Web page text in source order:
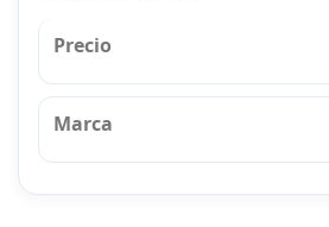
Precio
Marca